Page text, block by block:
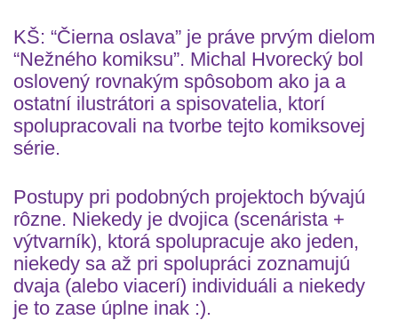
KŠ: “Čierna oslava” je práve prvým dielom
“Nežného komiksu”. Michal Hvorecký bol
oslovený rovnakým spôsobom ako ja a
ostatní ilustrátori a spisovatelia, ktorí
spolupracovali na tvorbe tejto komiksovej
série.
Postupy pri podobných projektoch bývajú
rôzne. Niekedy je dvojica (scenárista +
výtvarník), ktorá spolupracuje ako jeden,
niekedy sa až pri spolupráci zoznamujú
dvaja (alebo viacerí) individuáli a niekedy
je to zase úplne inak :).